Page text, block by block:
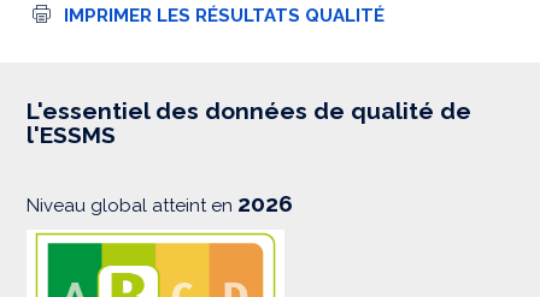
I
s
i
IMPRIMER LES RÉSULTATS QUALITÉ
L'essentiel des données de qualité de
l'ESSMS
Niveau global atteint en 2026